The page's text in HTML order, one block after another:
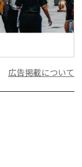
広告掲載について